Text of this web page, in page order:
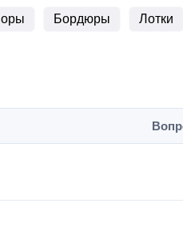
Бордюры Лотки